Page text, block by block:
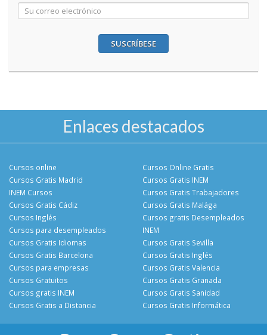
SUSCRÍBESE
Enlaces destacados
Cursos online
Cursos Gratis Madrid
INEM Cursos
Cursos Gratis Cádiz
Cursos Online Gratis
Cursos Gratis INEM
Cursos Gratis Trabajadores
Cursos Gratis Malága
Cursos Inglés
Cursos para desempleados
Cursos Gratis Idiomas
Cursos Gratis Barcelona
Cursos gratis Desempleados
INEM
Cursos Gratis Sevilla
Cursos Gratis Inglés
Cursos para empresas
Cursos Gratuitos
Cursos gratis INEM
Cursos Gratis a Distancia
Cursos Gratis Valencia
Cursos Gratis Granada
Cursos Gratis Sanidad
Cursos Gratis Informática